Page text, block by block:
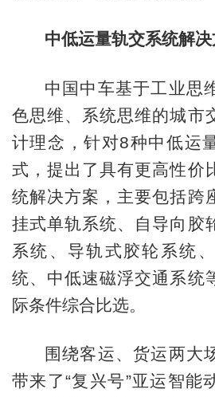
中低运量轨交系统解
中国中车基于工业思
色思维、系统思维的城市
计理念，针对8种中低运
式，提出了具有更高性价
统解决方案，主要包括跨
挂式单轨系统、自导向胶
系统、导轨式胶轮系统
统、中低速磁浮交通系统
际条件综合比选。
围绕客运、货运两大
带来了“复兴号”亚运智能